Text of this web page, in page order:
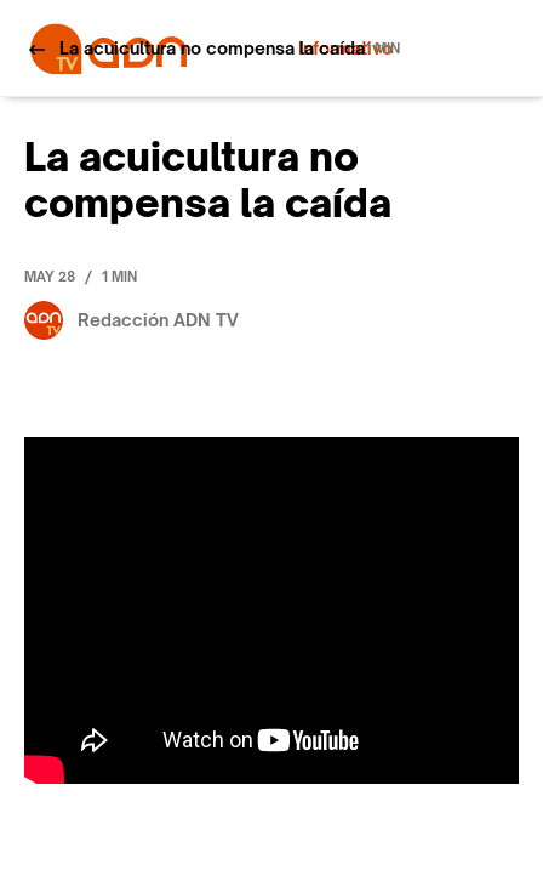
Informativo
La acuicultura no compensa la caída1 MIN
La acuicultura no
compensa la caída
MAY 28 / 1 MIN
Redacción ADN TV